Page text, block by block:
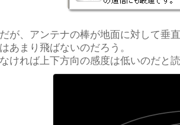
が、アンテナの棒が地面に対して垂
あまり飛ばないのだろう。
ければ上下方向の感度は低いのだと